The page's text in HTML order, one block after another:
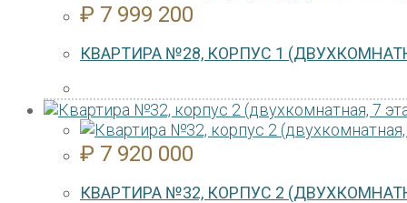
₽ 7 999 200
КВАРТИРА №28, КОРПУС 1
₽ 7 920 000
КВАРТИРА №32, КОРПУС 2